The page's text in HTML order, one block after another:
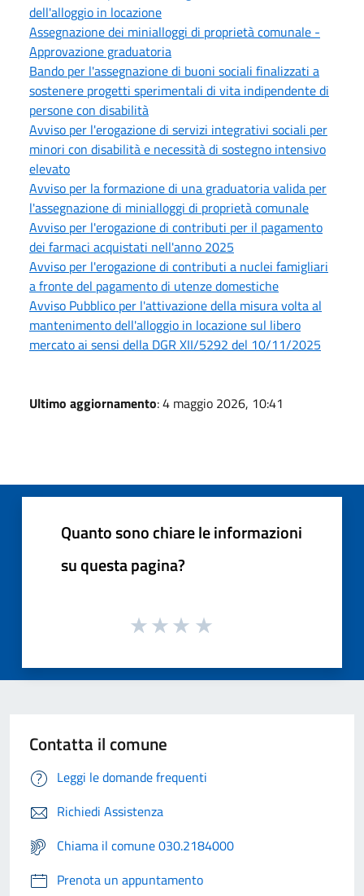
dell'alloggio in locazione
Assegnazione dei minialloggi di proprietà comunale -
Approvazione graduatoria
Bando per l'assegnazione di buoni sociali finalizzati a
sostenere progetti sperimentali di vita indipendente di
persone con disabilità
Avviso per l'erogazione di servizi integrativi sociali per
minori con disabilità e necessità di sostegno intensivo
elevato
Avviso per la formazione di una graduatoria valida per
l'assegnazione di minialloggi di proprietà comunale
Avviso per l'erogazione di contributi per il pagamento
dei farmaci acquistati nell'anno 2025
Avviso per l'erogazione di contributi a nuclei famigliari
a fronte del pagamento di utenze domestiche
Avviso Pubblico per l'attivazione della misura volta al
mantenimento dell'alloggio in locazione sul libero
mercato ai sensi della DGR XII/5292 del 10/11/2025
Ultimo aggiornamento: 4 maggio 2026, 10:41
Quanto sono chiare le informazioni
su questa pagina?
Contatta il comune
Leggi le domande frequenti
Richiedi Assistenza
Chiama il comune 030.2184000
Prenota un appuntamento